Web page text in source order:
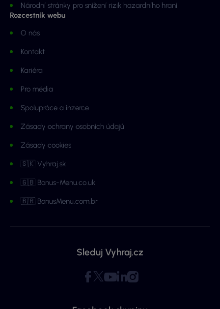
Národní stránky pro snížení rizik hazardního hraní
Rozcestník webu
O nás
Kontakt
Kariéra
Pro média
Spolupráce a inzerce
Zásady ochrany osobních údajů
Zásady cookies
🇸🇰 Vyhraj.sk
🇬🇧 Bonus-Menu.co.uk
🇧🇷 BonusMenu.com.br
Sleduj Vyhraj.cz